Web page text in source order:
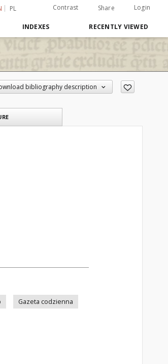
PL Contrast Share Login
INDEXES RECENTLY VIEWED
bibliography description
Gazeta codzienna